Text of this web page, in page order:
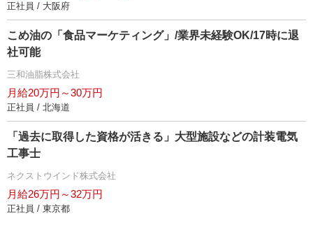
正社員 / 大阪府
こめ油の「食品マーケティング」/業界未経験OK/17時に退
社可能
三和油脂株式会社
月給20万円～30万円
正社員 / 北海道
「過去に取得した資格が活きる」大型施設などの計装電気
工事士
ネクストウインド株式会社
月給26万円～32万円
正社員 / 東京都